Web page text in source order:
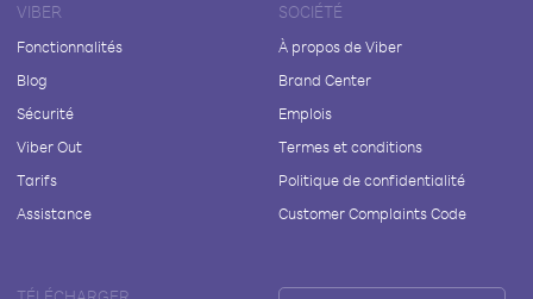
VIBER
Fonctionnalités
Blog
Sécurité
Viber Out
Tarifs
Assistance
SOCIÉTÉ
À propos de Viber
Brand Center
Emplois
Termes et conditions
Politique de confidentialité
Customer Complaints Code